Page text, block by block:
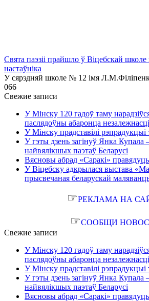
Свята паэзіі прайшло ў Віцебскай
настаўніка
У сярэдняй школе № 12 імя
066
Свежие записи
У Мінску 120 гадоў таму
паслядоўны абаронца
У Мінску прадставілі
У гэты дзень загінуў Янка Купала
найвялікшых паэтаў Беларусі
Вясновы абрад «Саракі»
У Віцебску адкрылася выстава
прысвечаная беларускай
☞РЕКЛАМА НА
☞СООБЩИ
Свежие записи
У Мінску 120 гадоў таму
паслядоўны абаронца
У Мінску прадставілі
У гэты дзень загінуў Янка Купала
найвялікшых паэтаў Беларусі
Вясновы абрад «Саракі»